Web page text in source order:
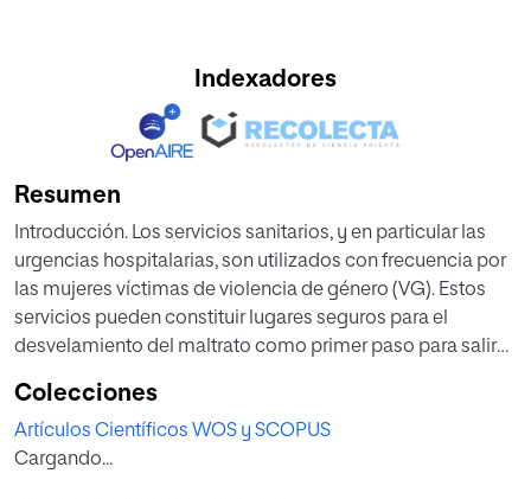
Indexadores
Resumen
Introducción. Los servicios sanitarios, y en particular las
urgencias hospitalarias, son utilizados con frecuencia por
las mujeres víctimas de violencia de género (VG). Estos
servicios pueden constituir lugares seguros para el
desvelamiento del maltrato como primer paso para salir
sobre la atención y ayuda que se presta a las mujeres
víctimas de (VG) en los servicios de urgencias
hospitalarias a través de la exploración de las
Colecciones
Artículos Científicos WOS y SCOPUS
Cargando...